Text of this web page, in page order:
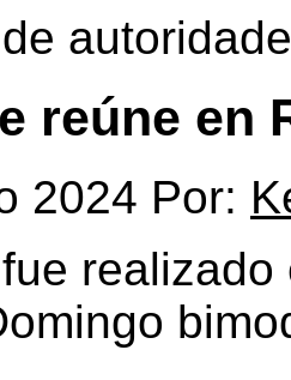
reúne en
2024 Por: